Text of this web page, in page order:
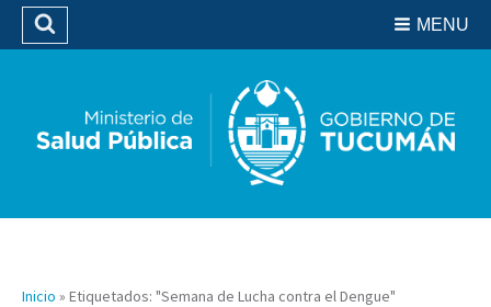
Biblioteca
MENU
Buscar
Inicio » Etiquetados: "Semana de Lucha contra el Dengue"